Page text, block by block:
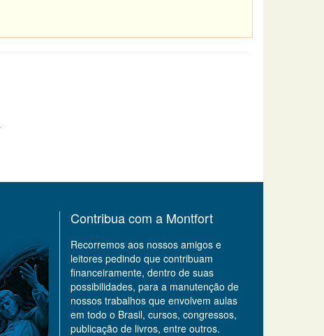
Contribua com a Montfort
Recorremos aos nossos amigos e
leitores pedindo que contribuam
financeiramente, dentro de suas
possibilidades, para a manutenção de
nossos trabalhos que envolvem aulas
em todo o Brasil, cursos, congressos,
publicação de livros, entre outros.